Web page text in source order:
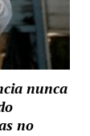
nunca
no